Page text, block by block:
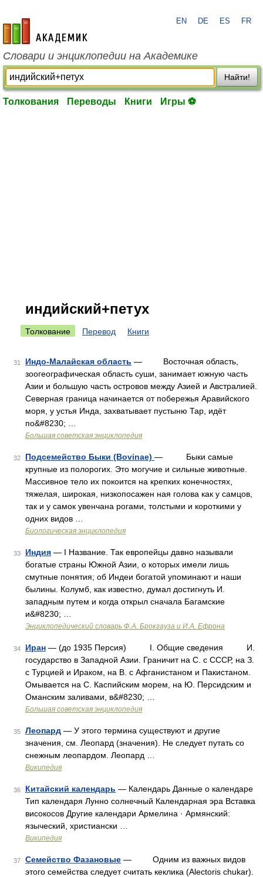
academic.ru
EN DE ES FR
Словари и энциклопедии на Академике
Найти!
Толкования Переводы Книги Игры ⚽
индийский+петух
Толкование Перевод Книги
31 Индо-Малайская область — Восточная область,
зоогеографическая область суши, занимает южную часть
Азии и большую часть островов между Азией и Австралией.
Северная граница начинается от побережья Аравийского
моря, у устья Инда, захватывает пустыню Тар, идёт
по&#8230; …
Большая советская энциклопедия
32 Подсемейство Быки (Bovinae) — Быки самые
крупные из полорогих. Это могучие и сильные животные.
Массивное тело их покоится на крепких конечностях,
тяжелая, широкая, низкопосажен ная голова как у самцов,
так и у самок увенчана рогами, толстыми и короткими у
одних видов …
Биологическая энциклопедия
33 Индия — I Название. Так европейцы давно называли
богатые страны Южной Азии, о которых имели лишь
смутные понятия; об Индеи богатой упоминают и наши
былины. Колумб, как известно, думал достигнуть И.
западным путем и когда открыл сначала Багамские
и&#8230; …
Энциклопедический словарь Ф.А. Брокгауза и И.А. Ефрона
34 Иран — (до 1935 Персия) I. Общие сведения И.
государство в Западной Азии. Граничит на С. с СССР, на З.
с Турцией и Ираком, на В. с Афганистаном и Пакистаном.
Омывается на С. Каспийским морем, на Ю. Персидским и
Оманским заливами, в&#8230; …
Большая советская энциклопедия
35 Леопард — У этого термина существуют и другие
значения, см. Леопард (значения). Не следует путать со
снежным леопардом. Леопард …
Википедия
36 Китайский календарь — Календарь Данные о календаре
Тип календаря Лунно солнечный Календарная эра Вставка
високосов Другие календари Армелина · Армянский:
языческий, христиански …
Википедия
37 Семейство Фазановые — Одним из важных видов
этого семейства следует считать кеклика (Alectoris chukar).